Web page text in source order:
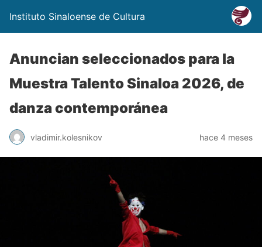
Instituto Sinaloense de Cultura
Anuncian seleccionados para la
Muestra Talento Sinaloa 2026, de
danza contemporánea
vladimir.kolesnikov hace 4 meses